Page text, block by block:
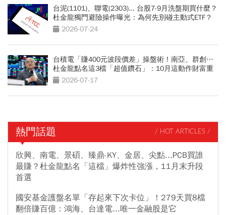
台泥(1101)、聯電(2303)... 台股7-9月洗盤期買什麼？
杜金龍獨門避險操作曝光：為何先別碰主動式ETF？
2026-07-24
台積電「賺400元波段價差」操盤術！南亞、群創…
杜金龍點名這3檔「超值鑽石」：10月這動作財富重
分配2026-07-17
熱門話題 / HOT ARTICLES /
欣興、南電、景碩、臻鼎-KY、金居、尖點...PCB買誰
最賺？杜金龍點名「這檔」爆炸性強漲，11月末升段
首選
國安基金護盤名單「存起來下次卡位」！279天買8檔
翻倍賺百億：鴻海、台達電...唯一金融股是它